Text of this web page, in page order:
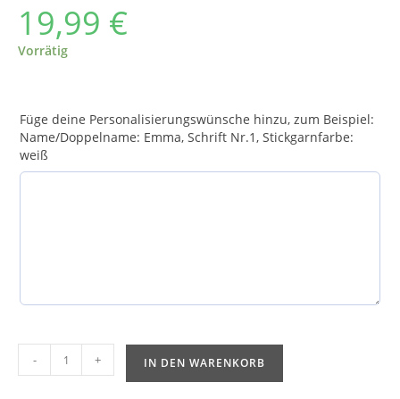
19,99 €
Vorrätig
Füge deine Personalisierungswünsche hinzu, zum Beispiel:
Name/Doppelname: Emma, Schrift Nr.1, Stickgarnfarbe:
weiß
- + IN DEN WARENKORB